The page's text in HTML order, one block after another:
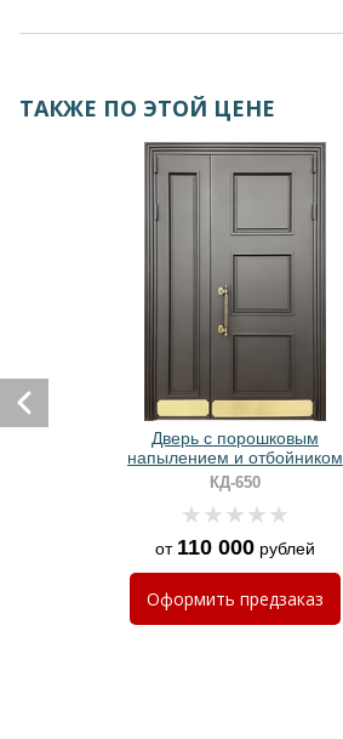
ТАКЖЕ ПО ЭТОЙ ЦЕНЕ
Дверь с порошковым
напылением и отбойником
КД-650
от 110 000 рублей
Оформить предзаказ